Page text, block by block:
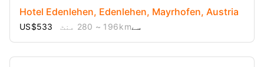
Hotel Edenlehen, Edenlehen, Mayrhofen, Austria
US$533 سے196 km ~ 280 منٹ